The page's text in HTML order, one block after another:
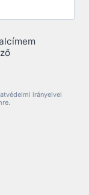
irányelvei